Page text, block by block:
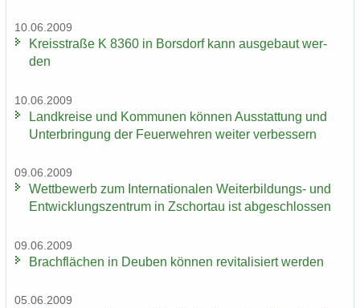
10.06.2009
Kreis­stra­ße K 8360 in Bors­dorf kann aus­ge­baut wer­
den
10.06.2009
Land­krei­se und Kom­mu­nen kön­nen Aus­stat­tung und
Un­ter­brin­gung der Feu­er­weh­ren wei­ter ver­bes­sern
09.06.2009
Wett­be­werb zum In­ter­na­tio­na­len Weiterbildungs-​ und
Ent­wick­lungs­zen­trum in Zschor­tau ist ab­ge­schlos­sen
09.06.2009
Brach­flä­chen in Deu­ben kön­nen re­vi­ta­li­siert wer­den
05.06.2009